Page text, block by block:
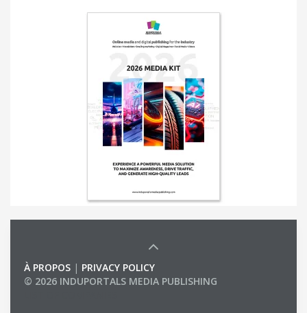
À PROPOS | PRIVACY POLICY
© 2026 INDUPORTALS MEDIA PUBLISHING